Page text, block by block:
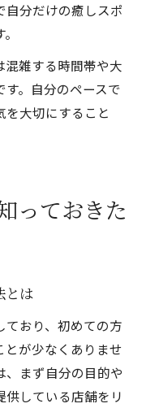
自分だけの癒しスポ
雑する時間帯や大
。自分のペースで
大切にすること
っておきた
とは
おり、初めての方
とが少なくありませ
、まず自分の目的や
している店舗をリ